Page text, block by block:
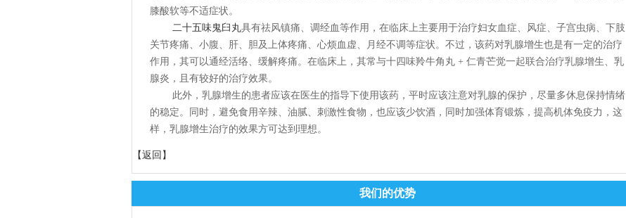
膝酸软等不适症状。
二十五味鬼臼丸具有祛风镇痛、调经血等作用，在临床上主要用于治疗妇女血症、风症、子宫虫病、下肢
关节疼痛、小腹、肝、胆及上体疼痛、心烦血虚、月经不调等症状。不过，该药对乳腺增生也是有一定的治疗
作用，其可以通经活络、缓解疼痛。在临床上，其常与十四味羚牛角丸 + 仁青芒觉一起联合治疗乳腺增生、乳
腺炎，且有较好的治疗效果。
此外，乳腺增生的患者应该在医生的指导下使用该药，平时应该注意对乳腺的保护，尽量多休息保持情绪
的稳定。同时，避免食用辛辣、油腻、刺激性食物，也应该少饮酒，同时加强体育锻炼，提高机体免疫力，这
样，乳腺增生治疗的效果方可达到理想。
【返回 】
我们的优势